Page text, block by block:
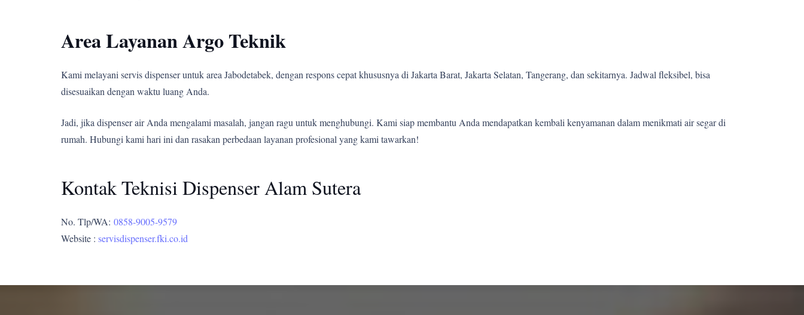
Area Layanan Argo Teknik
Kami melayani servis dispenser untuk area Jabodetabek, dengan respons cepat khususnya di Jakarta Barat, Jakarta Selatan, Tangerang, dan sekitarnya. Jadwal fleksibel, bisa
disesuaikan dengan waktu luang Anda.
Jadi, jika dispenser air Anda mengalami masalah, jangan ragu untuk menghubungi. Kami siap membantu Anda mendapatkan kembali kenyamanan dalam menikmati air segar di
rumah. Hubungi kami hari ini dan rasakan perbedaan layanan profesional yang kami tawarkan!
Kontak Teknisi Dispenser Alam Sutera
No. Tlp/WA: 0858-9005-9579
Website : servisdispenser.fki.co.id